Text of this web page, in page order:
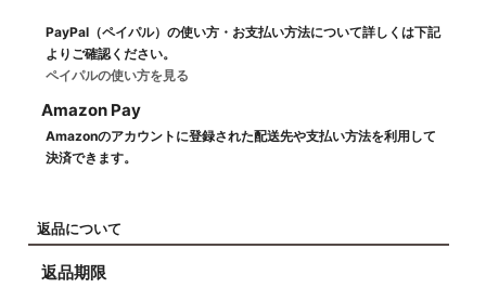
PayPal（ペイパル）の使い方・お支払い方法について詳しくは下記
よりご確認ください。
ペイパルの使い方を見る
Amazon Pay
Amazonのアカウントに登録された配送先や支払い方法を利用して
決済できます。
返品について
返品期限